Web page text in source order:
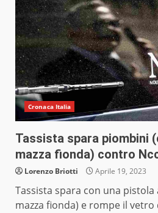
Cronaca Italia
Tassista spara piombini
mazza fionda) contro
Lorenzo Briotti Aprile 19, 2023
Tassista spara con una
mazza fionda) e rompe il vetro